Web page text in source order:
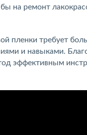
на ремонт
пленки требует
и навыками.
эффективным